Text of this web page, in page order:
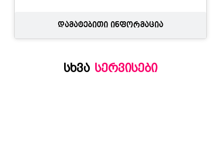
დამატებითი ინფორმაცია
სხვა სერვისები